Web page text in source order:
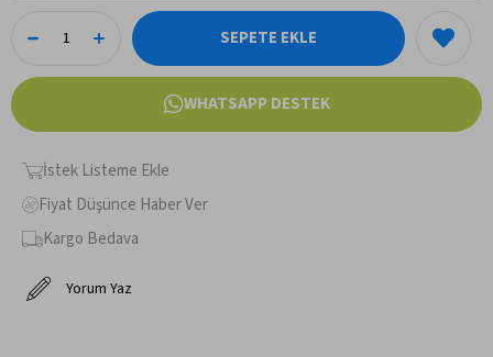
WHATSAPP DESTEK
İstek Listeme Ekle
Fiyat Düşünce Haber Ver
Kargo Bedava
Yorum Yaz